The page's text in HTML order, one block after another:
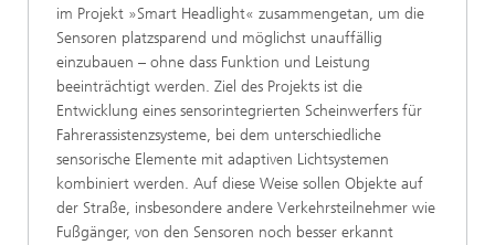
im Projekt »Smart Headlight« zusammengetan, um die
Sensoren platzsparend und möglichst unauffällig
einzubauen – ohne dass Funktion und Leistung
beeinträchtigt werden. Ziel des Projekts ist die
Entwicklung eines sensorintegrierten Scheinwerfers für
Fahrerassistenzsysteme, bei dem unterschiedliche
sensorische Elemente mit adaptiven Lichtsystemen
kombiniert werden. Auf diese Weise sollen Objekte auf
der Straße, insbesondere andere Verkehrsteilnehmer wie
Fußgänger, von den Sensoren noch besser erkannt